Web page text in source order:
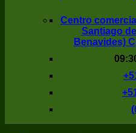
Centro
Santiago
Benavides)